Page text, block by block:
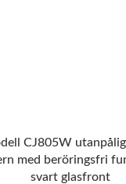
CJ805W
med beröringsfri
svart glasfront